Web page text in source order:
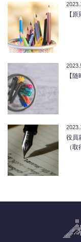
【
【
役員
（